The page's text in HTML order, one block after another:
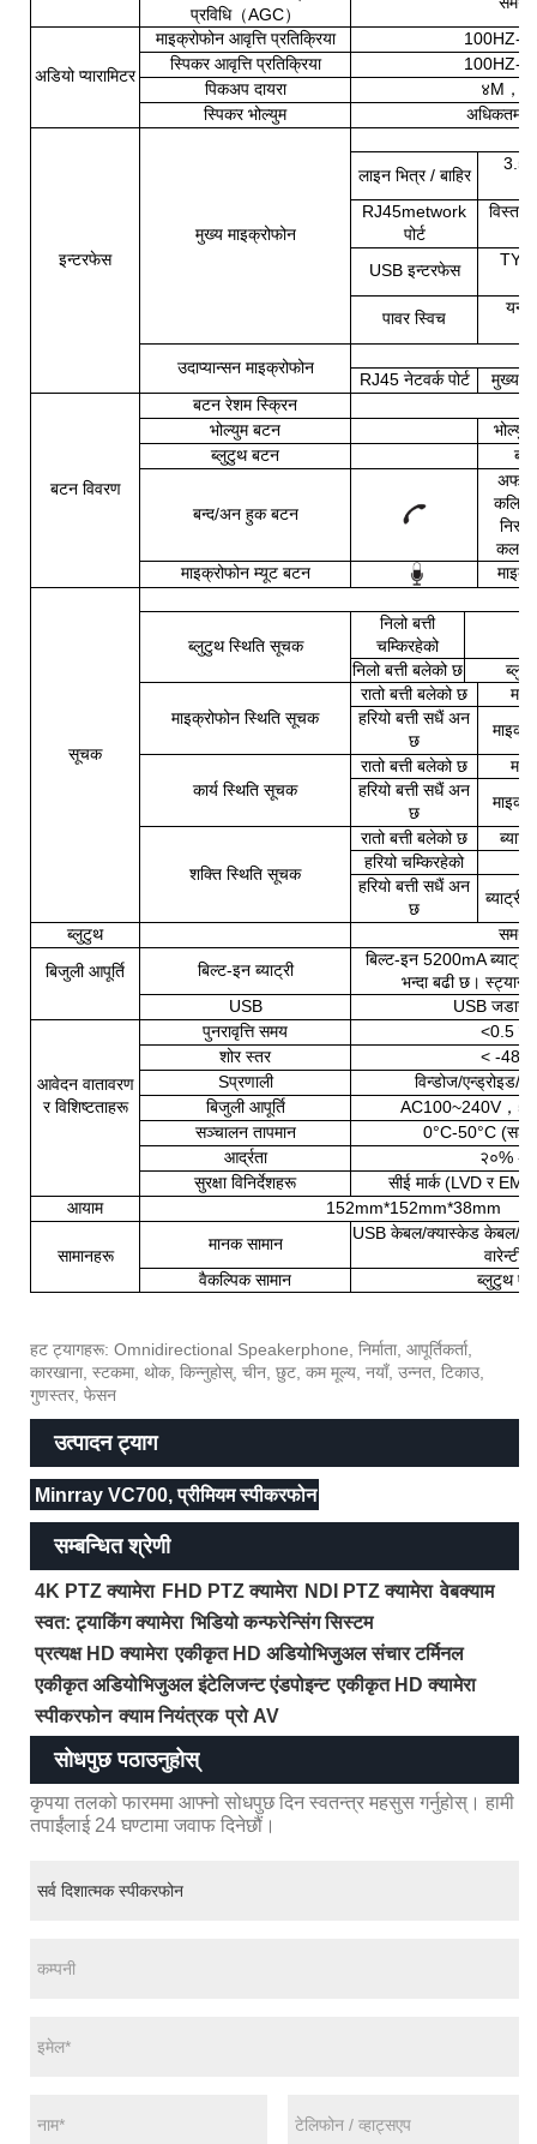
प्रविधि（AGC）
अडियो प्यारामिटर
माइक्रोफोन आवृत्ति प्रतिक्रिया
100HZ-
स्पिकर आवृत्ति प्रतिक्रिया
100HZ-
पिकअप दायरा
४M ，
स्पिकर भोल्युम
अधिकतम:
इन्टरफेस
मुख्य माइक्रोफोन
लाइन भित्र / बाहिर
RJ45metwork
पोर्ट
USB इन्टरफेस
पावर स्विच
उदाप्यान्सन माइक्रोफोन
RJ45 नेटवर्क पोर्ट मुख्य
बटन विवरण
बटन रेशम स्क्रिन
भोल्युम बटन
ब्लुटुथ बटन
बन्द/अन हुक बटन
अफ-
कलिङ
कलको
माइक्रोफोन म्यूट बटन
सूचक
ब्लुटुथ स्थिति सूचक
निलो बत्ती
चम्किरहेको
निलो बत्ती बलेको छ
माइक्रोफोन स्थिति सूचक
रातो बत्ती बलेको छ
हरियो बत्ती सधैं अन
छ
कार्य स्थिति सूचक
रातो बत्ती बलेको छ
हरियो बत्ती सधैं अन
छ
शक्ति स्थिति सूचक
रातो बत्ती बलेको छ
हरियो चम्किरहेको
हरियो बत्ती सधैं अन
छ
ब्याट्री
ब्लुटुथ
समर्थन
बिजुली आपूर्ति
बिल्ट-इन ब्याट्री
बिल्ट-इन 5200mA
भन्दा बढी छ।
USB
USB जडान
आवेदन वातावरण
र विशिष्टताहरू
पुनरावृत्ति समय
<0.5
शोर स्तर
< -48
Sप्रणाली
विन्डोज/
बिजुली आपूर्ति
AC100~240V，
सञ्चालन तापमान
0°C-50°C
आर्द्रता
२०% -
सुरक्षा विनिर्देशहरू
सीई मार्क (LVD र
आयाम
152mm*152mm*38mm
सामानहरू
मानक सामान
USB केबल/क्यास्केड केबल/
वारेन्टी
वैकल्पिक सामान
ब्लुटुथ
हट ट्यागहरू: Omnidirectional Speakerphone, निर्माता, आपूर्तिकर्ता,
कारखाना, स्टकमा, थोक, किन्नुहोस्, चीन, छुट, कम मूल्य, नयाँ, उन्नत, टिकाउ,
गुणस्तर, फेसन
उत्पादन ट्याग
Minrray VC700, प्रीमियम स्पीकरफोन
सम्बन्धित श्रेणी
4K PTZ क्यामेरा FHD PTZ क्यामेरा NDI PTZ क्यामेरा वेबक्याम
स्वत: ट्र्याकिंग क्यामेरा भिडियो कन्फरेन्सिंग सिस्टम
प्रत्यक्ष HD क्यामेरा एकीकृत HD अडियोभिजुअल संचार टर्मिनल
एकीकृत अडियोभिजुअल इंटेलिजन्ट एंडपोइन्ट एकीकृत HD क्यामेरा
स्पीकरफोन क्याम नियंत्रक प्रो AV
सोधपुछ पठाउनुहोस्
कृपया तलको फारममा आफ्नो सोधपुछ दिन स्वतन्त्र महसुस गर्नुहोस्। हामी
तपाईंलाई 24 घण्टामा जवाफ दिनेछौं।